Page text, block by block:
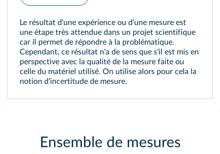
Le résultat d'une expérience ou d'une mesure est
une étape très attendue dans un projet scientifique
car il permet de répondre à la problématique.
Cependant, ce résultat n'a de sens que s'il est mis en
perspective avec la qualité de la mesure faite ou
celle du matériel utilisé. On utilise alors pour cela la
notion d'incertitude de mesure.
Ensemble de mesures